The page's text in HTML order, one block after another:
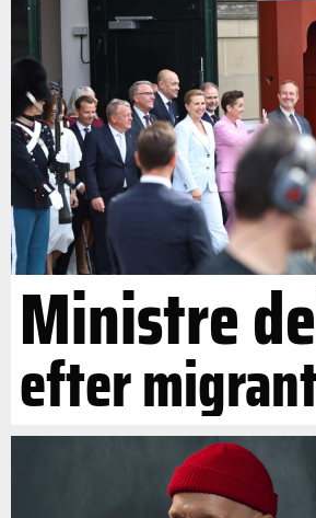
Ministre
efter